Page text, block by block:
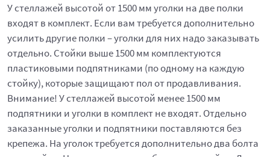
У стеллажей высотой от 1500 мм уголки на две полки
входят в комплект. Если вам требуется дополнительно
усилить другие полки – уголки для них надо заказывать
отдельно. Стойки выше 1500 мм комплектуются
пластиковыми подпятниками (по одному на каждую
стойку), которые защищают пол от продавливания.
Внимание! У стеллажей высотой менее 1500 мм
подпятники и уголки в комплект не входят. Отдельно
заказанные уголки и подпятники поставляются без
крепежа. На уголок требуется дополнительно два болта